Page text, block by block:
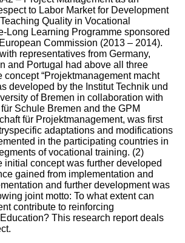
to Labor Market for Development
Quality in Vocational
Long Learning Programme sponsored
Commission (2013 – 2014).
representatives from Germany,
and Portugal had above all three
concept “Projektmanagement macht
developed by the Institut Technik und
of Bremen in collaboration with
Schule Bremen and the GPM
für Projektmanagement, was first
adaptations and modifications
in the participating countries in
of vocational training. (2)
initial concept was further developed
gained from implementation and
and further development was
joint motto: To what extent can
contribute to reinforcing
This research report deals